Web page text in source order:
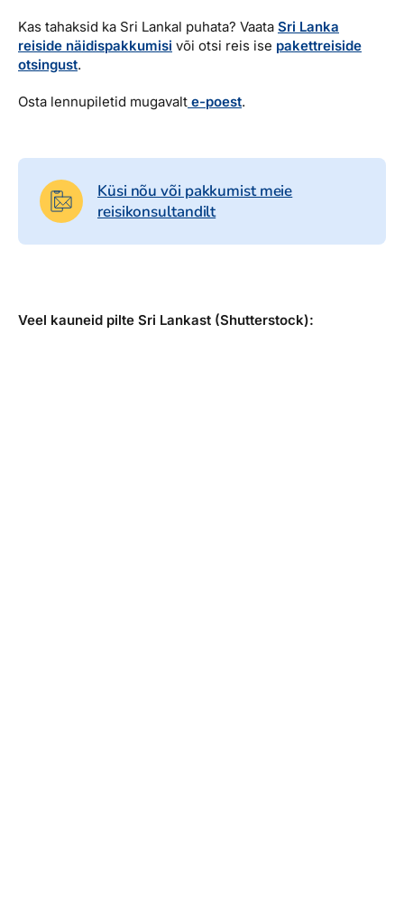
Kas tahaksid ka Sri Lankal puhata? Vaata Sri Lanka
reiside näidispakkumisi või otsi reis ise pakettreiside
otsingust.
Osta lennupiletid mugavalt e-poest.
Küsi nõu või pakkumist meie
reisikonsultandilt
Veel kauneid pilte Sri Lankast (Shutterstock):